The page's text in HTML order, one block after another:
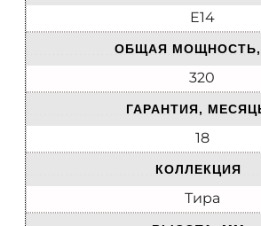
E14
ОБЩАЯ МОЩНОСТЬ,
320
ГАРАНТИЯ,
18
КОЛЛЕКЦИЯ
Тира